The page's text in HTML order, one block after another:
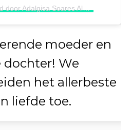
moeder en
dochter! We
het allerbeste
liefde toe.